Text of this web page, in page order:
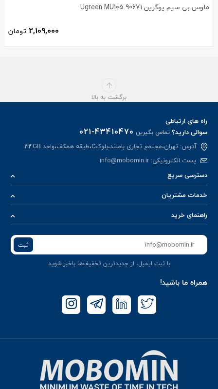
ماوس بی سیم یوگرین Ugreen MU105 90671
2,109,000 تومان
برگشت به بالا
راه های ارتباطی
سوالی دارید؟تماس بگیرین 021-43410470
آدرس: تهران،مجتمع تجاری باملند،بلوکC،طبقه همکف،واحد 34GB
پست الکترونیکی:info@mobomin.ir
دسترسی سریع
خدمات مشتریان
راهنمای خرید
ثبت
با ثبت ایمیل، از جدید‌ترین تخفیف‌ها با‌خبر شوید
همراه ما باشید!